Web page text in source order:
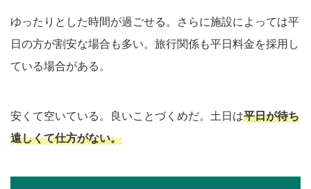
ゆったりとした時間が過ごせる。さらに施設によっては平
日の方が割安な場合も多い。旅行関係も平日料金を採用し
ている場合がある。
安くて空いている。良いことづくめだ。土日は平日が待ち
遠しくて仕方がない。